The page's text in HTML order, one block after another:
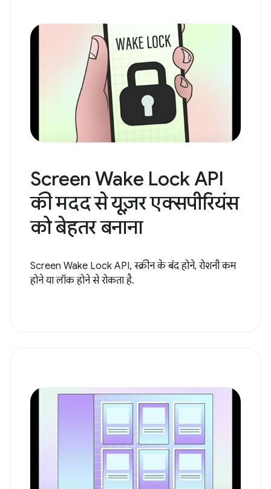
Screen Wake Lock API
की मदद से यूज़र एक्सपीरियंस
को बेहतर बनाना
Screen Wake Lock API, स्क्रीन के बंद होने, रोशनी कम
होने या लॉक होने से रोकता है.